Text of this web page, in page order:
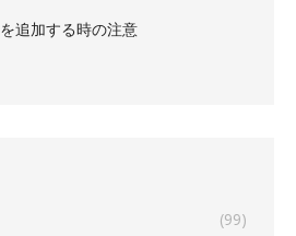
追加する時の注意
(99)